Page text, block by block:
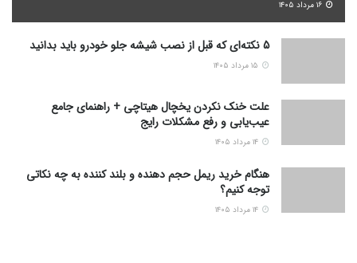
5 نکته‌ای که قبل از نصب شیشه جلو خودرو باید بدانید
علت خنک نکردن یخچال هیتاچی + راهنمای جامع
عیب‌یابی و رفع مشکلات رایج
هنگام خرید ریمل حجم دهنده و بلند کننده به چه نکاتی
توجه کنیم؟